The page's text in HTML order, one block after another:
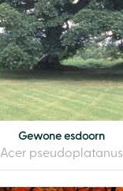
Gewone esdoorn
Acer pseudoplatanus